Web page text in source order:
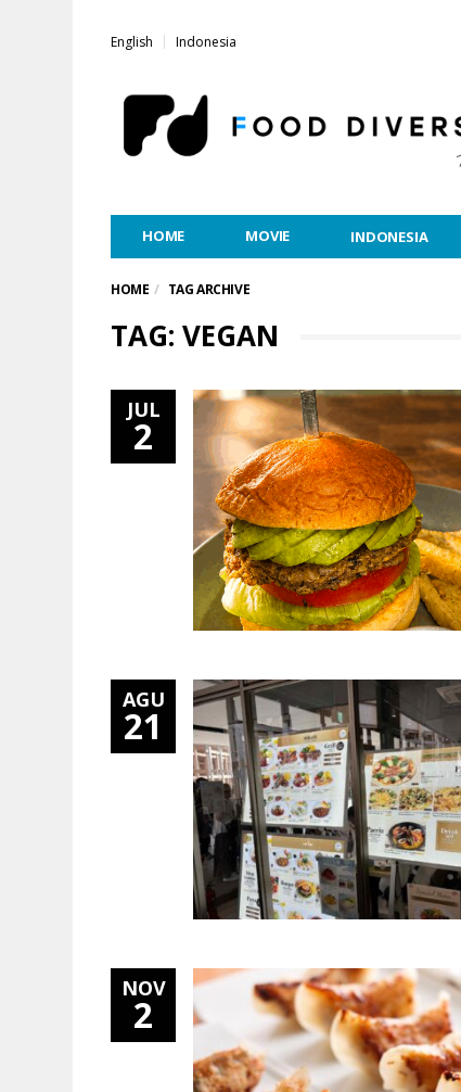
English Indonesia
HOME MOVIE INDONESIA
HOME TAG ARCHIVE
TAG: VEGAN
JUL
2
AGU
21
NOV
2